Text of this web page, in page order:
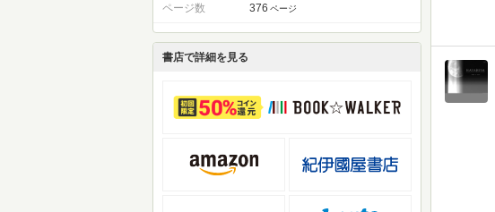
ページ数 376 ページ
書店で詳細を見る